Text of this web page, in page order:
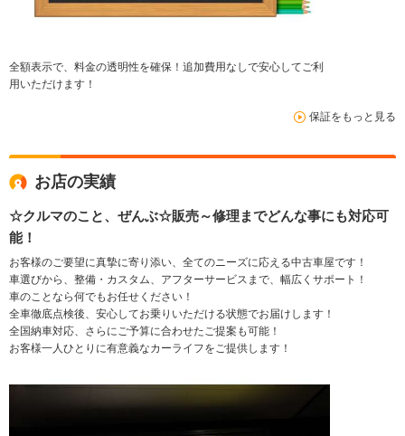
全額表示で、料金の透明性を確保！追加費用なしで安心してご利
用いただけます！
保証をもっと見る
お店の実績
☆クルマのこと、ぜんぶ☆販売～修理までどんな事にも対応可
能！
お客様のご要望に真摯に寄り添い、全てのニーズに応える中古車屋です！
車選びから、整備・カスタム、アフターサービスまで、幅広くサポート！
車のことなら何でもお任せください！
全車徹底点検後、安心してお乗りいただける状態でお届けします！
全国納車対応、さらにご予算に合わせたご提案も可能！
お客様一人ひとりに有意義なカーライフをご提供します！